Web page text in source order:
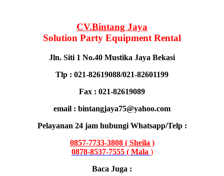
CV.Bintang Jaya
Solution Party Equipment Rental
Jln. Siti 1 No.40 Mustika Jaya Bekasi
Tlp : 021-82619088/021-82601199
Fax : 021-82619089
email : bintangjaya75@yahoo.com
Pelayanan 24 jam hubungi Whatsapp/Telp :
0857-7733-3808 ( Sheila )
0878-8537-7555 ( Mala )
Baca Juga :